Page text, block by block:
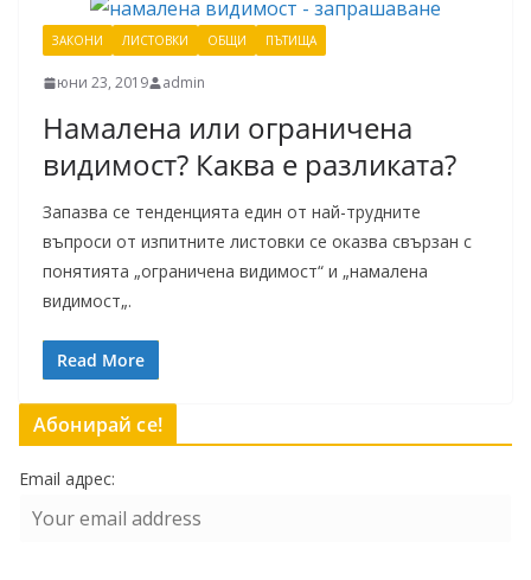
ЗАКОНИ ЛИСТОВКИ ОБЩИ ПЪТИЩА
юни 23, 2019 admin
Намалена или ограничена
видимост? Каква е разликата?
Запазва се тенденцията един от най-трудните
въпроси от изпитните листовки се оказва свързан с
понятията „ограничена видимост“ и „намалена
видимост„.
Read More
Абонирай се!
Email адрес: